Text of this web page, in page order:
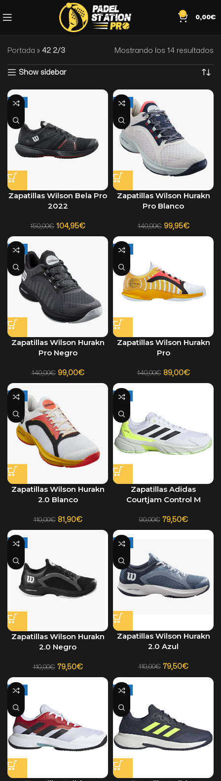
0
0,00€
Portada » 42 2/3 Mostrando los 14 resultados
Show sidebar
-30%
Zapatillas Wilson Bela Pro
2022
150,00€ 104,95€
-29%
Zapatillas Wilson Hurakn
Pro Blanco
140,00€ 99,95€
-29%
Zapatillas Wilson Hurakn
Pro Negro
140,00€ 99,00€
-36%
Zapatillas Wilson Hurakn
Pro
140,00€ 89,00€
-26%
Zapatillas Wilson Hurakn
2.0 Blanco
110,00€ 81,90€
-12%
Zapatillas Adidas
Courtjam Control M
90,00€ 79,50€
-28%
Zapatillas Wilson Hurakn
2.0 Negro
110,00€ 79,50€
-28%
Zapatillas Wilson Hurakn
2.0 Azul
110,00€ 79,50€
-17% -9%